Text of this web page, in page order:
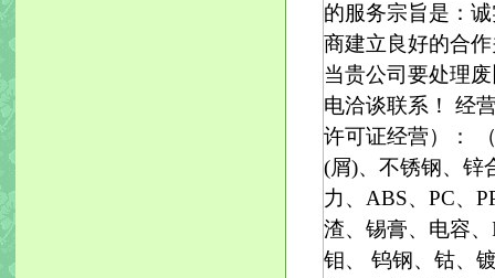
的服务宗旨是：
商建立良好的合
当贵公司要处理
电洽谈联系！ 经
许可证经营）：
(屑)、不锈钢、锌
力、ABS、PC、
渣、锡膏、电容
钼、 钨钢、钴、